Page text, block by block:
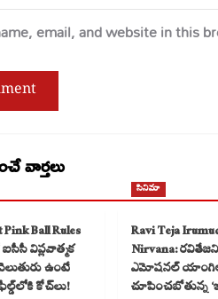
email, and website in this
వార్తలు
Ball Rules
ఐసీసీ విప్లవాత్మక
ఉంటే
కోచ్‌లు!
సినిమా
Ravi Teja
Nirvana:
ఎమోషనల్
చూపించబోతున్న